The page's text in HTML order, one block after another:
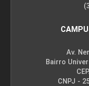
Av.
Bairro
CNPJ -